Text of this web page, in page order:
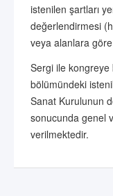
istenilen şartları
değerlendirmesi
veya alanlara göre
Sergi ile kongreye
bölümündeki
Sanat Kurulunun
sonucunda genel
verilmektedir.